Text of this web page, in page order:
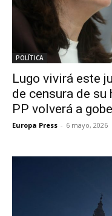
POLÍTICA
Lugo vivirá este
de censura de
PP volverá a
Europa Press - 6 mayo, 2026